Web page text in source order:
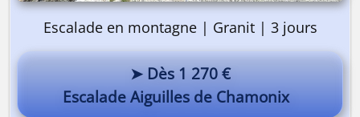
Escalade en montagne | Granit | 3 jours
➤ Dès 1 270 €
Escalade Aiguilles de Chamonix